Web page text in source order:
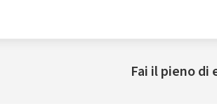
Fai il pieno di